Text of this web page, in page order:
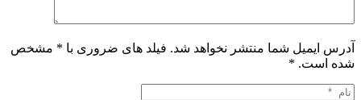
آدرس ایمیل شما منتشر نخواهد شد. فیلد های ضروری با * مشخص
شده است. *